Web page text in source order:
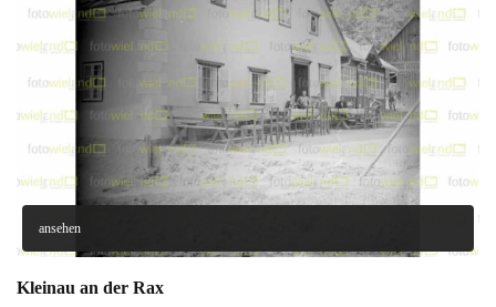
ansehen
Kleinau an der Rax